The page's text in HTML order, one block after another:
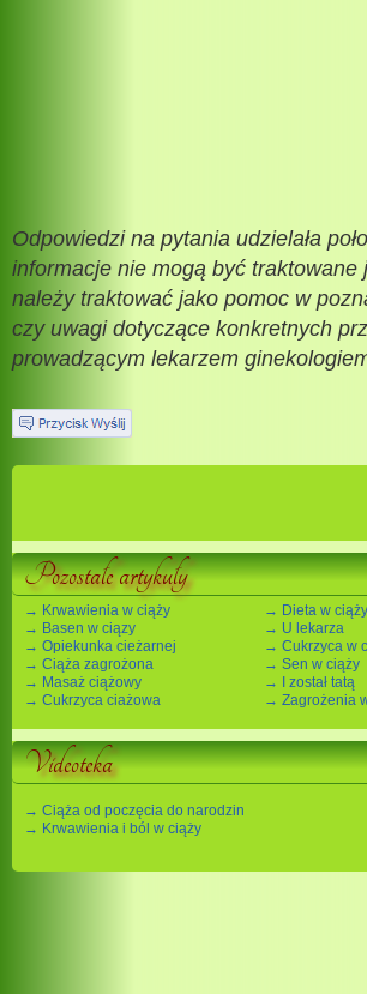
Odpowiedzi na pytania udzielała
informacje nie mogą być
należy traktować jako pomoc w
czy uwagi dotyczące konkretnych
prowadzącym lekarzem
Pozostałe artykuły
→ Krwawienia w ciąży
→ Basen w ciązy
→ Opiekunka cieżarnej
→ Ciąża zagrożona
→ Masaż ciążowy
→ Cukrzyca ciażowa
→ Dieta w ciąży
→ U lekarza
→ Cukrzyca w
→ Sen w ciąży
→ I został tatą
→ Zagrożenia
Videoteka
→ Ciąża od poczęcia do narodzin
→ Krwawienia i ból w ciąży